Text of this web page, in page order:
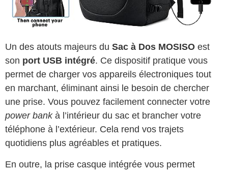
Un des atouts majeurs du Sac à Dos MOSISO est
son port USB intégré. Ce dispositif pratique vous
permet de charger vos appareils électroniques tout
en marchant, éliminant ainsi le besoin de chercher
une prise. Vous pouvez facilement connecter votre
power bankà l’intérieur du sac et brancher votre
téléphone à l’extérieur. Cela rend vos trajets
quotidiens plus agréables et pratiques.
En outre, la prise casque intégrée vous permet